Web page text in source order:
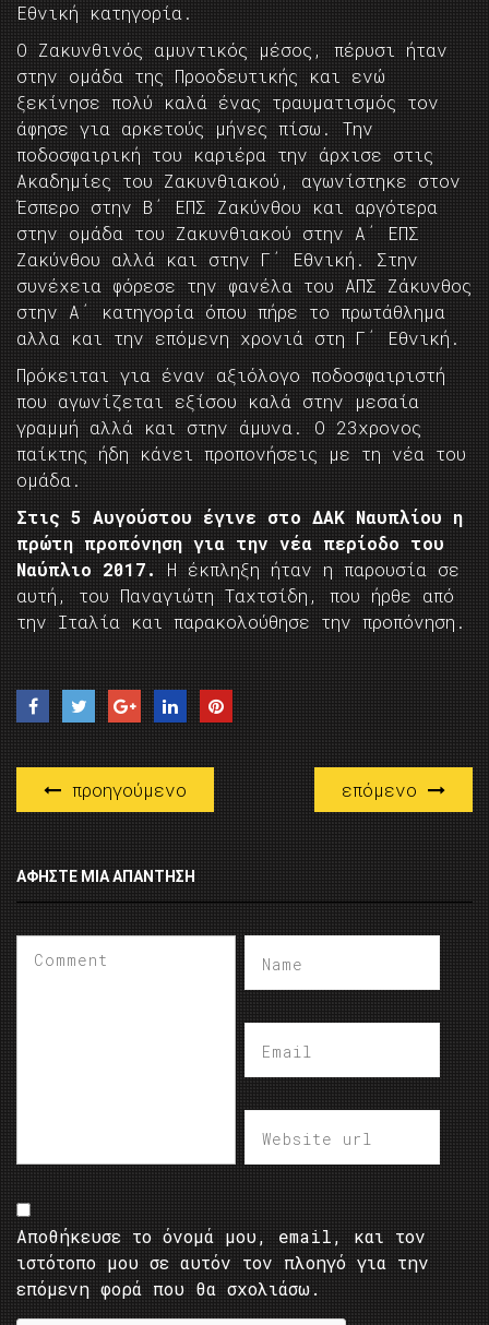
Εθνική κατηγορία.
Ο Ζακυνθινός αμυντικός μέσος, πέρυσι ήταν
στην ομάδα της Προοδευτικής και ενώ
ξεκίνησε πολύ καλά ένας τραυματισμός τον
άφησε για αρκετούς μήνες πίσω. Την
ποδοσφαιρική του καριέρα την άρχισε στις
Ακαδημίες του Ζακυνθιακού, αγωνίστηκε στον
Έσπερο στην Β΄ ΕΠΣ Ζακύνθου και αργότερα
στην ομάδα του Ζακυνθιακού στην Α΄ ΕΠΣ
Ζακύνθου αλλά και στην Γ΄ Εθνική. Στην
συνέχεια φόρεσε την φανέλα του ΑΠΣ Ζάκυνθος
στην Α΄ κατηγορία όπου πήρε το πρωτάθλημα
αλλα και την επόμενη χρονιά στη Γ΄ Εθνική.
Πρόκειται για έναν αξιόλογο ποδοσφαιριστή
που αγωνίζεται εξίσου καλά στην μεσαία
γραμμή αλλά και στην άμυνα. Ο 23χρονος
παίκτης ήδη κάνει προπονήσεις με τη νέα του
ομάδα.
Στις 5 Αυγούστου έγινε στο ΔΑΚ Ναυπλίου η
πρώτη προπόνηση για την νέα περίοδο του
Ναύπλιο 2017. Η έκπληξη ήταν η παρουσία σε
αυτή, του Παναγιώτη Ταχτσίδη, που ήρθε από
την Ιταλία και παρακολούθησε την προπόνηση.
προηγούμενο επόμενο
ΑΦΉΣΤΕ ΜΙΑ ΑΠΆΝΤΗΣΗ
Αποθήκευσε το όνομά μου, email, και τον
ιστότοπο μου σε αυτόν τον πλοηγό για την
επόμενη φορά που θα σχολιάσω.